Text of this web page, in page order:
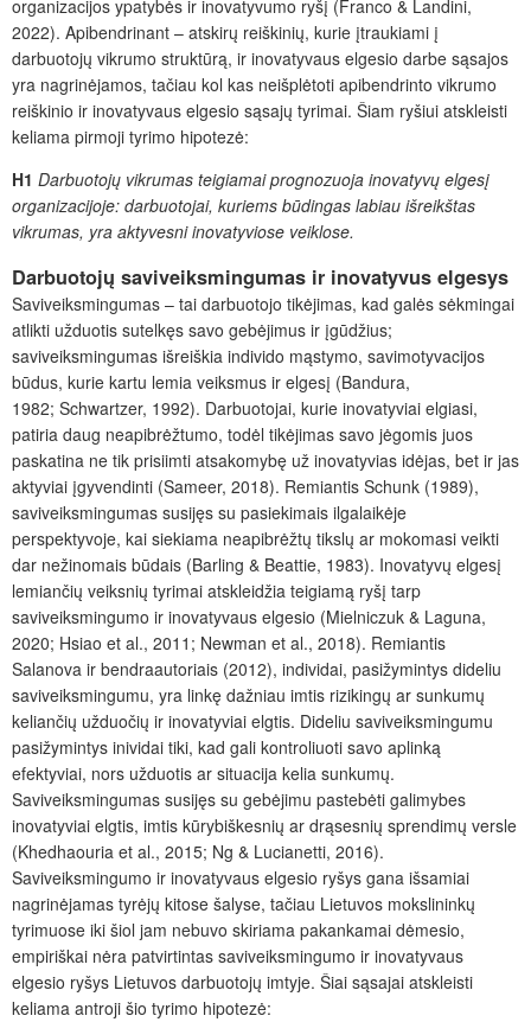
organizacijos ypatybės ir inovatyvumo ryšį (Franco & Landini,
2022). Apibendrinant – atskirų reiškinių, kurie įtraukiami į
darbuotojų vikrumo struktūrą, ir inovatyvaus elgesio darbe sąsajos
yra nagrinėjamos, tačiau kol kas neišplėtoti apibendrinto vikrumo
reiškinio ir inovatyvaus elgesio sąsajų tyrimai. Šiam ryšiui atskleisti
keliama pirmoji tyrimo hipotezė:
H1 Darbuotojų vikrumas teigiamai prognozuoja inovatyvų elgesį
organizacijoje: darbuotojai, kuriems būdingas labiau išreikštas
vikrumas, yra aktyvesni inovatyviose veiklose.
Darbuotojų saviveiksmingumas ir inovatyvus elgesys
Saviveiksmingumas – tai darbuotojo tikėjimas, kad galės sėkmingai
atlikti užduotis sutelkęs savo gebėjimus ir įgūdžius;
saviveiksmingumas išreiškia individo mąstymo, savimotyvacijos
būdus, kurie kartu lemia veiksmus ir elgesį (Bandura,
1982; Schwartzer, 1992). Darbuotojai, kurie inovatyviai elgiasi,
patiria daug neapibrėžtumo, todėl tikėjimas savo jėgomis juos
paskatina ne tik prisiimti atsakomybę už inovatyvias idėjas, bet ir jas
aktyviai įgyvendinti (Sameer, 2018). Remiantis Schunk (1989),
saviveiksmingumas susijęs su pasiekimais ilgalaikėje
perspektyvoje, kai siekiama neapibrėžtų tikslų ar mokomasi veikti
dar nežinomais būdais (Barling & Beattie, 1983). Inovatyvų elgesį
lemiančių veiksnių tyrimai atskleidžia teigiamą ryšį tarp
saviveiksmingumo ir inovatyvaus elgesio (Mielniczuk & Laguna,
2020; Hsiao et al., 2011; Newman et al., 2018). Remiantis
Salanova ir bendraautoriais (2012), individai, pasižymintys dideliu
saviveiksmingumu, yra linkę dažniau imtis rizikingų ar sunkumų
keliančių užduočių ir inovatyviai elgtis. Dideliu saviveiksmingumu
pasižymintys inividai tiki, kad gali kontroliuoti savo aplinką
efektyviai, nors užduotis ar situacija kelia sunkumų.
Saviveiksmingumas susijęs su gebėjimu pastebėti galimybes
inovatyviai elgtis, imtis kūrybiškesnių ar drąsesnių sprendimų versle
(Khedhaouria et al., 2015; Ng & Lucianetti, 2016).
Saviveiksmingumo ir inovatyvaus elgesio ryšys gana išsamiai
nagrinėjamas tyrėjų kitose šalyse, tačiau Lietuvos mokslininkų
tyrimuose iki šiol jam nebuvo skiriama pakankamai dėmesio,
empiriškai nėra patvirtintas saviveiksmingumo ir inovatyvaus
elgesio ryšys Lietuvos darbuotojų imtyje. Šiai sąsajai atskleisti
keliama antroji šio tyrimo hipotezė: